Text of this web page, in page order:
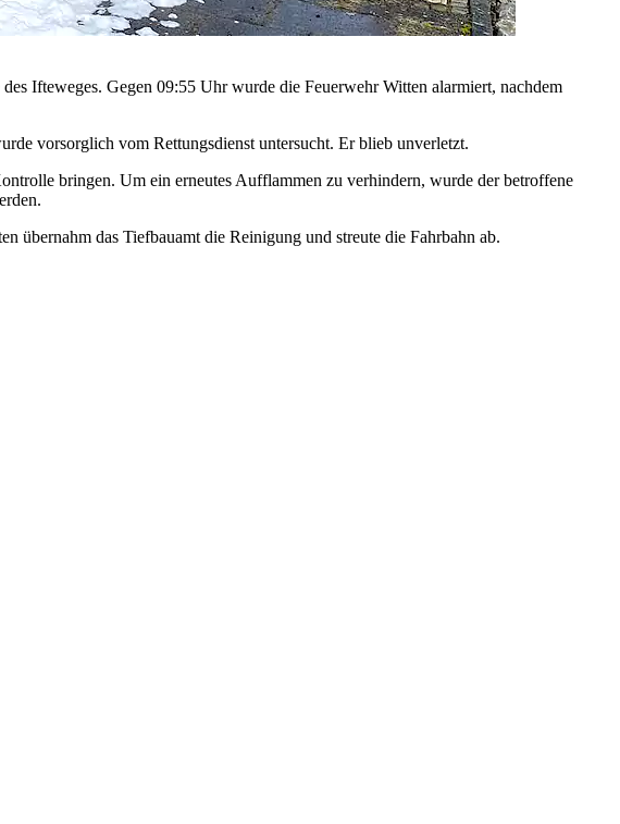
Ifteweges. Gegen 09:55 Uhr wurde die Feuerwehr Witten alarmiert, nachdem
vorsorglich vom Rettungsdienst untersucht. Er blieb unverletzt.
bringen. Um ein erneutes Aufflammen zu verhindern, wurde der betroffene
übernahm das Tiefbauamt die Reinigung und streute die Fahrbahn ab.